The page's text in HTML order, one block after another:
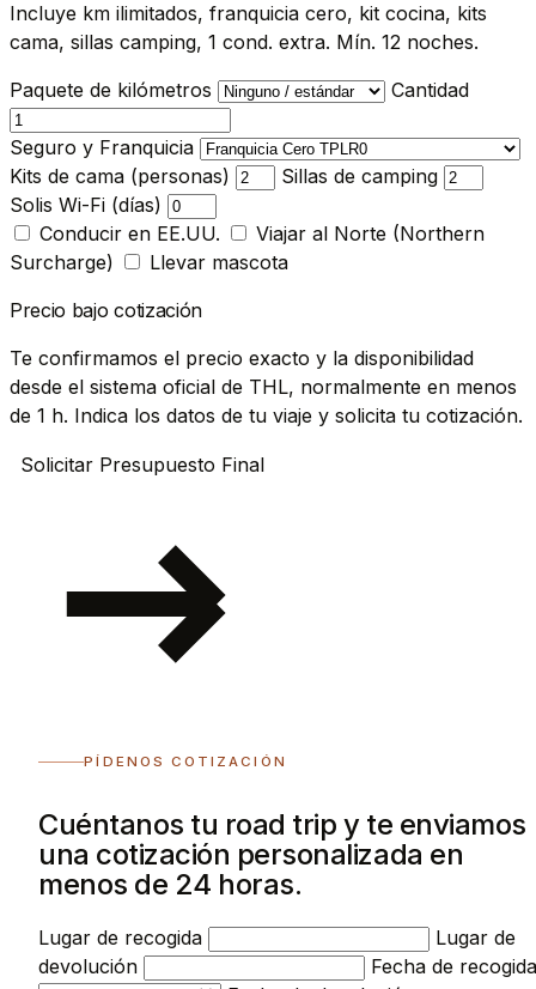
Incluye km ilimitados, franquicia cero, kit cocina, kits
cama, sillas camping, 1 cond. extra. Mín. 12 noches.
Paquete de kilómetros
Cantidad
Seguro y Franquicia
Kits de cama (personas)
Sillas de camping
Solis Wi-Fi (días)
Conducir en EE.UU.
Viajar al Norte (Northern
Surcharge)
Llevar mascota
Precio bajo cotización
Te confirmamos el precio exacto y la disponibilidad
desde el sistema oficial de THL, normalmente en menos
de 1 h. Indica los datos de tu viaje y solicita tu cotización.
Solicitar Presupuesto Final
PÍDENOS COTIZACIÓN
Cuéntanos tu road trip y te enviamos
una cotización personalizada en
menos de 24 horas.
Lugar de recogida
Lugar de
devolución
Fecha de recogida